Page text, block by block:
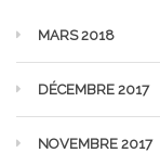
MARS 2018
DÉCEMBRE 2017
NOVEMBRE 2017